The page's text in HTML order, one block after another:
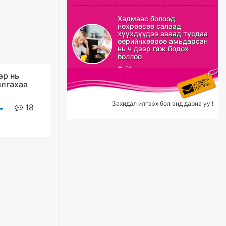
нь
18
Эрэн хайж байна
21 цагийн өмнө
С.Амарсайхан: Орон сууцны
залилангаас сэргийлэхийн
тулд барилгатай холбоотой бүх
мэдээллийг харуулах шинэ
цахим систем танилцуулна
Хадмаас болоод
нөхрөөсөө салаад
хүүхдүүдээ аваад тусдаа
өөрийнхөөрөө амьдарсан
нь ч дээр гэж бодох
боллоо
91
Захидал илгээх бол энд дарна уу !